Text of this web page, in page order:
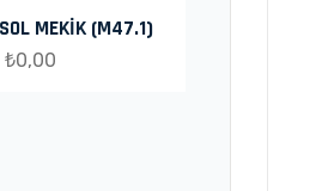
MEKİK (M47.1)
₺0,00